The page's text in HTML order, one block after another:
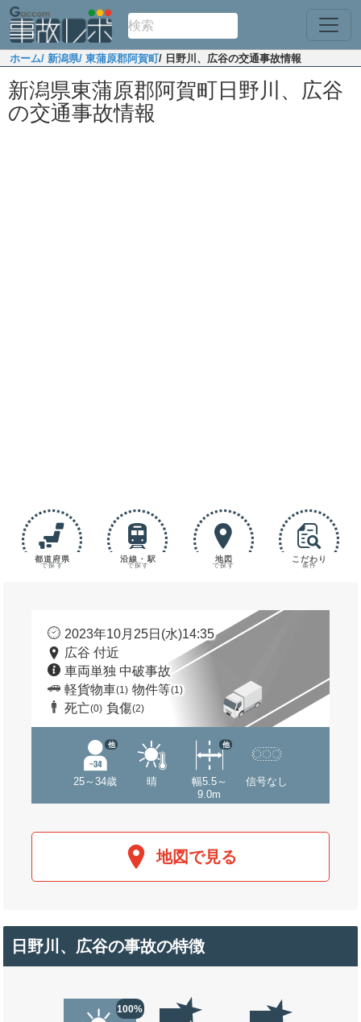
ホーム/ 新潟県/ 東蒲原郡阿賀町/ 日野川、広谷の交通事故情報
新潟県東蒲原郡阿賀町日野川、広谷
の交通事故情報
都道府県
で探す
沿線・駅
で探す
地図
で探す
こだわり
条件
2023年10月25日(水)14:35
広谷 付近
車両単独 中破事故
軽貨物車(1) 物件等(1)
死亡(0) 負傷(2)
25～34歳
他
晴
幅5.5～
9.0m
他
信号なし
地図で見る
日野川、広谷の事故の特徴
100%